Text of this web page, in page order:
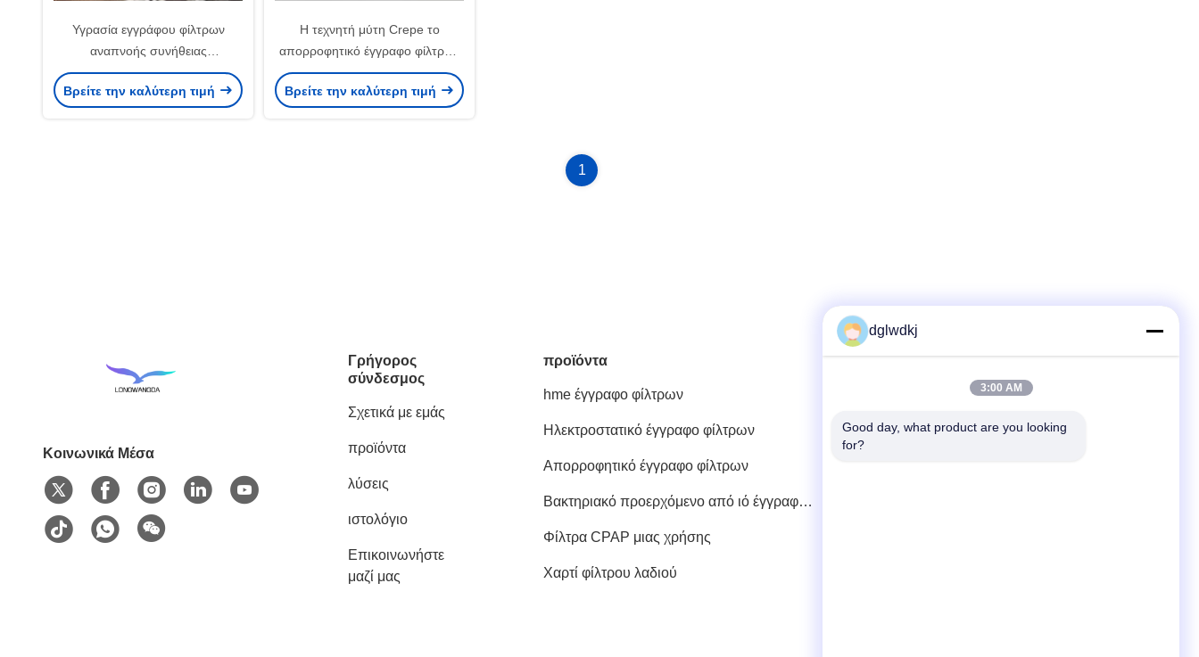
Υγρασία εγγράφου φίλτρων
αναπνοής συνήθειας
επεξεργασίας και βαμβάκι
φίλτρων αερίου
Βρείτε την καλύτερη τιμή
Η τεχνητή μύτη Crepe το
απορροφητικό έγγραφο φίλτρων
κυματιστό
Βρείτε την καλύτερη τιμή
1
Κοινωνικά Μέσα
Γρήγορος
σύνδεσμος
Σχετικά με εμάς
προϊόντα
λύσεις
ιστολόγιο
Επικοινωνήστε
μαζί μας
προϊόντα
hme έγγραφο φίλτρων
Ηλεκτροστατικό έγγραφο φίλτρων
Απορροφητικό έγγραφο φίλτρων
Βακτηριακό προερχόμενο από ιό έγγραφο
Φίλτρα CPAP μιας χρήσης
Χαρτί φίλτρου λαδιού
Γρήγορη επικοινωνία
Τηλεφώνημα
86-135-4928-4581
dglwdkj
3:00 AM
Good day, what product are you looking
for?